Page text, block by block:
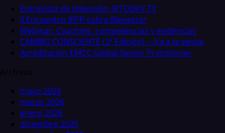
Entrevista de televisión: IPTODAY.TV
II Encuentro IEPP sobre Bienestar
Webinar: Coaching, competencias y evidencias
CAMBIO CONSCIENTE (2ª Edición) – ¡Ya a la venta!
Acreditación EMCC Global Senior Practitioner
Archivos
mayo 2026
marzo 2026
enero 2026
diciembre 2025